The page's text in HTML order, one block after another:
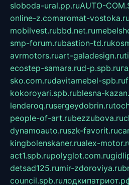
sloboda-ural.pp.ruAUTO-
online-z.comaromat-vostoka.ru
mobilvest.rubbd.net.ru
smp-forum.rubastion-td.ru
avrmotors.ruart-galadesign.ru
ecostep-samara.rud-p.spb.ru
sko.com.rudavitamebel-spb.ru
kokoroyari.spb.rublesna-
lenderoq.rusergeydobrin.ru
people-of-art.rubezzubova.ru
dynamoauto.ruszk-favorit.ru
kingbolenskaner.rualex-
act1.spb.rupolyglot.com.ru
detsad125.rumir-zdoroviya.ru
council.spb.ru